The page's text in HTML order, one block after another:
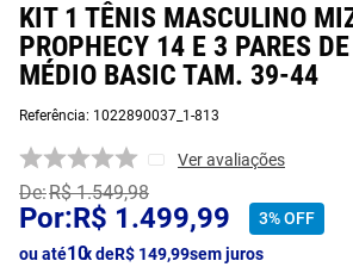
KIT 1 TÊNIS MASCULINO
PROPHECY 14 E 3 PARES
MÉDIO BASIC TAM. 39-44
Referência: 1022890037_1-813
Ver avaliações
R$ 1.549,98
R$ 1.499,99 3%OFF
ou até10x deR$ 149,99sem juros